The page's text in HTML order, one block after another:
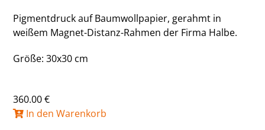
Pigmentdruck auf Baumwollpapier, gerahmt in
weißem Magnet-Distanz-Rahmen der Firma Halbe.
Größe: 30x30 cm
360.00 €
In den Warenkorb